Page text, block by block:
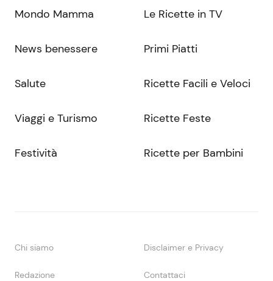
Mondo Mamma
News benessere
Salute
Viaggi e Turismo
Festività
Le Ricette in TV
Primi Piatti
Ricette Facili e Veloci
Ricette Feste
Ricette per Bambini
Chi siamo Disclaimer e Privacy
Redazione Contattaci